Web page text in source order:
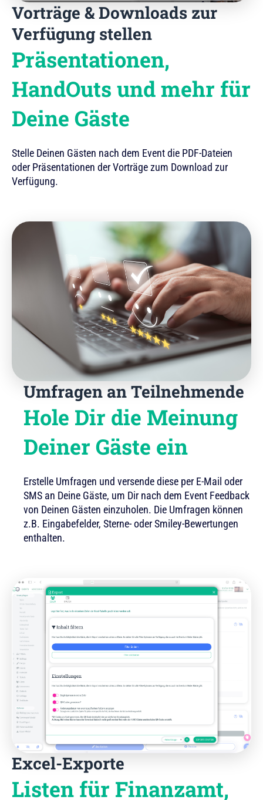
Vorträge & Downloads zur
Verfügung stellen
Präsentationen,
HandOuts und mehr für
Deine Gäste
Stelle Deinen Gästen nach dem Event die PDF-Dateien
oder Präsentationen der Vorträge zum Download zur
Verfügung.
Umfragen an Teilnehmende
Hole Dir die Meinung
Deiner Gäste ein
Erstelle Umfragen und versende diese per E-Mail oder
SMS an Deine Gäste, um Dir nach dem Event Feedback
von Deinen Gästen einzuholen. Die Umfragen können
z.B. Eingabefelder, Sterne- oder Smiley-Bewertungen
enthalten.
Excel-Exporte
Listen für Finanzamt,